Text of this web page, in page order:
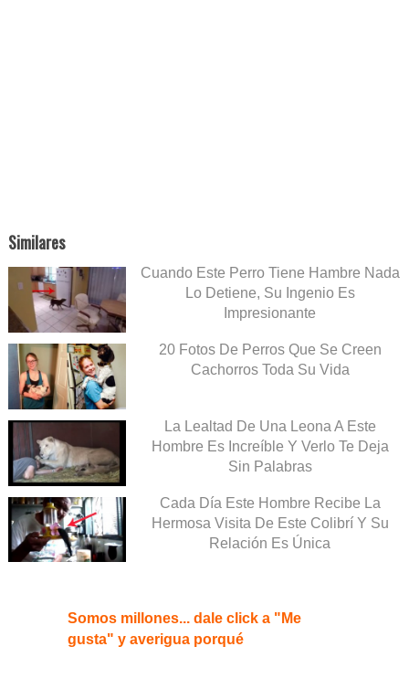
Similares
Cuando Este Perro Tiene Hambre Nada
Lo Detiene, Su Ingenio Es
Impresionante
20 Fotos De Perros Que Se Creen
Cachorros Toda Su Vida
La Lealtad De Una Leona A Este
Hombre Es Increíble Y Verlo Te Deja
Sin Palabras
Cada Día Este Hombre Recibe La
Hermosa Visita De Este Colibrí Y Su
Relación Es Única
Somos millones... dale click a "Me
gusta" y averigua porqué